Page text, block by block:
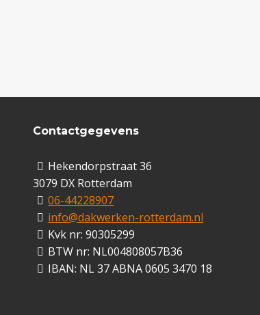
Contactgegevens
Hekendorpstraat 36
3079 DX Rotterdam
06-44228907
info@dakwerken-rotterdam.nl
Kvk nr: 90305299
BTW nr: NL004808057B36
IBAN: NL 37 ABNA 0605 3470 18